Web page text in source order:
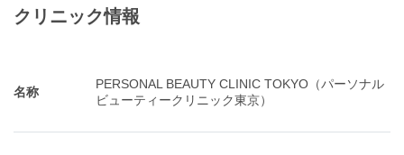
クリニック情報
名称
PERSONAL BEAUTY CLINIC TOKYO（パーソナル
ビューティークリニック東京）